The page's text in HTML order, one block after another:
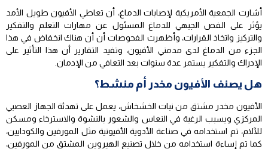
أشارت الجمعية الأمريكية لإصابات الدماغ، أن تعاطي الأفيون طويل الأمد
يؤثر على الفص الجبهي للدماغ المسئول عن مهارات التعلم والتفكير
والتركيز واتخاذ القرارات، وأظهرت الفحوصات أن أن هناك انخفاض في هذا
الجزء من الدماغ لدى مدمني الأفيون، وتفيد التقارير أن هذا التأثير على
الإدراك والتفكير يستمر عدة سنوات بعد التعافي من الإدمان.
هل يصنف الأفيون مخدر أم منشط؟
الأفيون مخدر مشتق من نبات الخشخاش، يعمل على تهدئة الجهاز العصبي
المركزي ويسبب الرغبة في النعاس والشعور بالنشوة والاسترخاء ومسكن
للآلام، تم استخدامه في صناعة الأدوية الأفيونية مثل المورفين والكودايين،
كما تم إساءة استخدامه من خلال تصنيع الهيروين المشتق من المورفين،